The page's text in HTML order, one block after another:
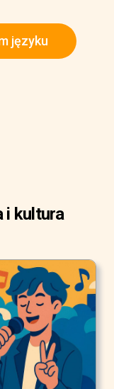
języku
i kultura